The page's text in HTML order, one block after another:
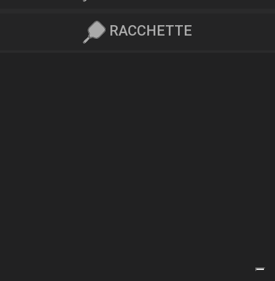
RACCHETTE